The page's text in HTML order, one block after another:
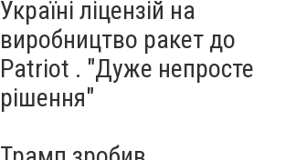
Україні ліцензій на
виробництво ракет до
Patriot . "Дуже непросте
рішення"